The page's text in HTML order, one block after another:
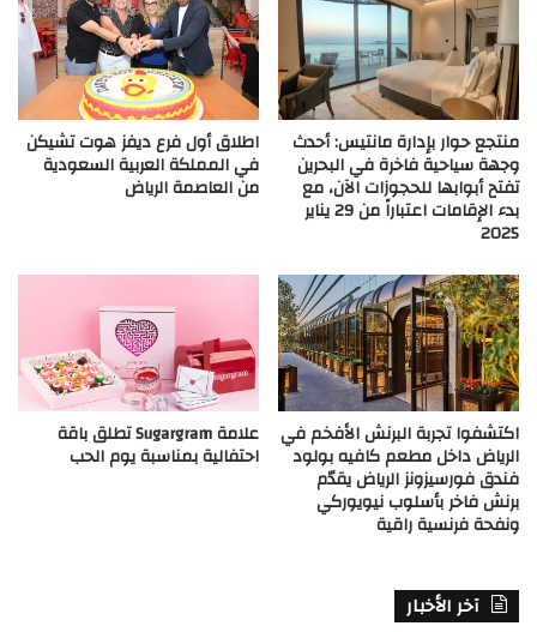
منتجع حوار بإدارة مانتيس: أحدث
وجهة سياحية فاخرة في البحرين
تفتح أبوابها للحجوزات الآن، مع
بدء الإقامات اعتباراً من 29 يناير
2025
اطلاق أول فرع ديفز هوت تشيكن
في المملكة العربية السعودية
من العاصمة الرياض
اكتشفوا تجربة البرنش الأفخم في
الرياض داخل مطعم كافيه بولود
فندق فورسيزونز الرياض يقدّم
برنش فاخر بأسلوب نيويوركي
ونفحة فرنسية راقية
علامة Sugargram تطلق باقة
احتفالية بمناسبة يوم الحب
آخر الأخبار